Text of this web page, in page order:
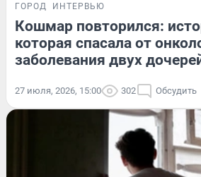
ГОРОД ИНТЕРВЬЮ
Кошмар повторился:
которая спасала от
заболевания двух
27 июля, 2026, 15:00 302 Обсудить